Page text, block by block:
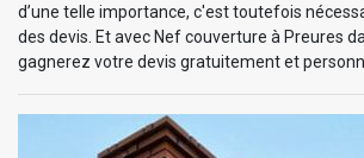
d’une telle importance, c'est toutefois
des devis. Et avec Nef couverture à Preures
gagnerez votre devis gratuitement et